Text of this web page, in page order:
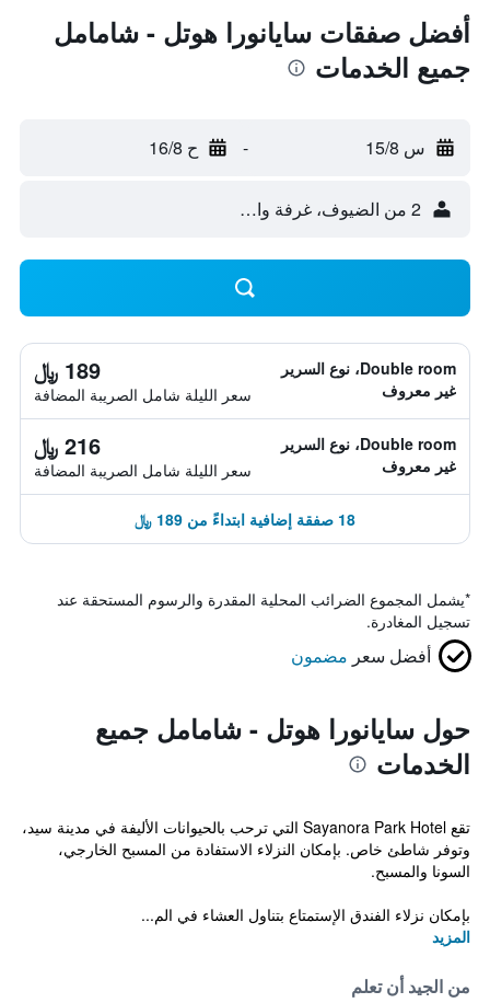
أفضل صفقات سايانورا هوتل - شامامل
جميع الخدمات
س 15/8 - ح 16/8
2 من الضيوف، غرفة واحدة
Double room، نوع السرير
غير معروف
189 ﷼
سعر الليلة شامل الصريبة المضافة
Double room، نوع السرير
غير معروف
216 ﷼
سعر الليلة شامل الصريبة المضافة
18 صفقة إضافية ابتداءً من 189 ﷼
*يشمل المجموع الضرائب المحلية المقدرة والرسوم المستحقة عند
تسجيل المغادرة.
أفضل سعر مضمون
حول سايانورا هوتل - شامامل جميع
الخدمات
تقع Sayanora Park Hotel التي ترحب بالحيوانات الأليفة في مدينة سيد،
وتوفر شاطئ خاص. بإمكان النزلاء الاستفادة من المسبح الخارجي،
السونا والمسبح.
بإمكان نزلاء الفندق الإستمتاع بتناول العشاء في الم...
المزيد
من الجيد أن تعلم